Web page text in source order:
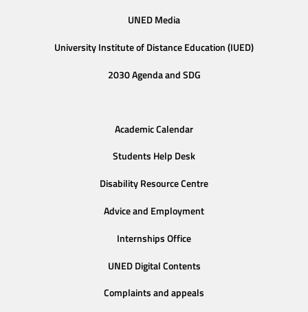
UNED Media
University Institute of Distance Education (IUED)
2030 Agenda and SDG
Academic Calendar
Students Help Desk
Disability Resource Centre
Advice and Employment
Internships Office
UNED Digital Contents
Complaints and appeals